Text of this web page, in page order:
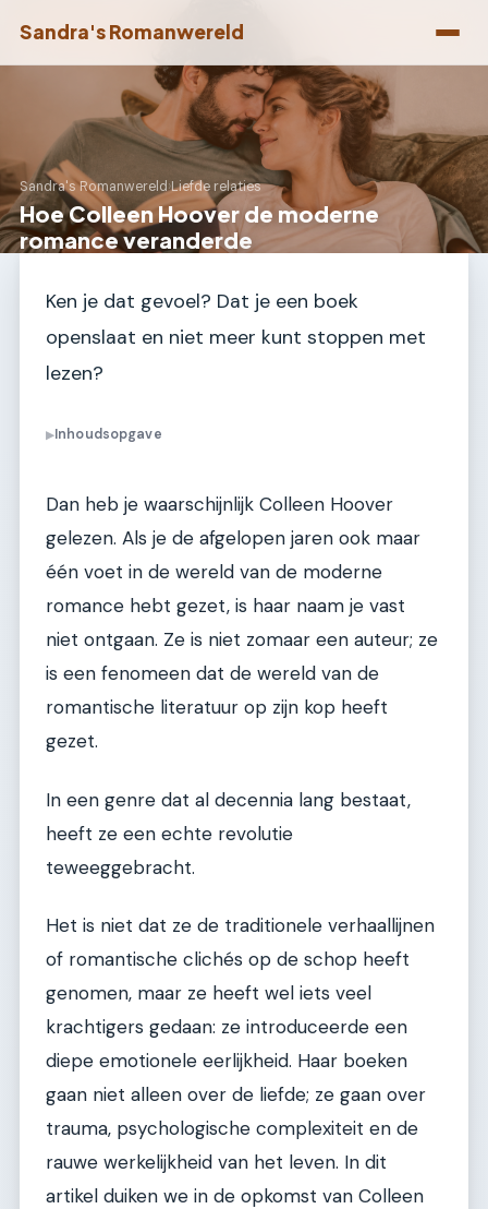
Sandra's Romanwereld
Sandra's Romanwereld›Liefde relaties
Hoe Colleen Hoover de moderne
romance veranderde
Ken je dat gevoel? Dat je een boek
openslaat en niet meer kunt stoppen met
lezen?
▶Inhoudsopgave
Dan heb je waarschijnlijk Colleen Hoover
gelezen. Als je de afgelopen jaren ook maar
één voet in de wereld van de moderne
romance hebt gezet, is haar naam je vast
niet ontgaan. Ze is niet zomaar een auteur; ze
is een fenomeen dat de wereld van de
romantische literatuur op zijn kop heeft
gezet.
In een genre dat al decennia lang bestaat,
heeft ze een echte revolutie
teweeggebracht.
Het is niet dat ze de traditionele verhaallijnen
of romantische clichés op de schop heeft
genomen, maar ze heeft wel iets veel
krachtigers gedaan: ze introduceerde een
diepe emotionele eerlijkheid. Haar boeken
gaan niet alleen over de liefde; ze gaan over
trauma, psychologische complexiteit en de
rauwe werkelijkheid van het leven. In dit
artikel duiken we in de opkomst van Colleen